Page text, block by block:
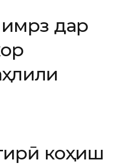
дар
коҳиш